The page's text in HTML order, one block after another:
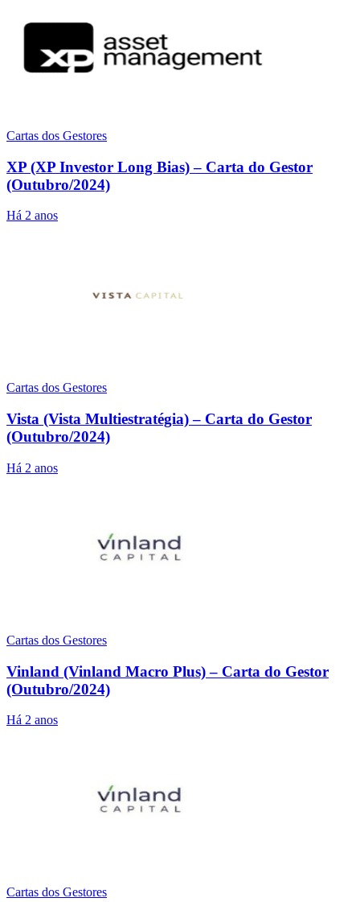
Cartas dos Gestores
XP (XP Investor Long Bias) – Carta do Gestor
(Outubro/2024)
Há 2 anos
Cartas dos Gestores
Vista (Vista Multiestratégia) – Carta do Gestor
(Outubro/2024)
Há 2 anos
Cartas dos Gestores
Vinland (Vinland Macro Plus) – Carta do Gestor
(Outubro/2024)
Há 2 anos
Cartas dos Gestores